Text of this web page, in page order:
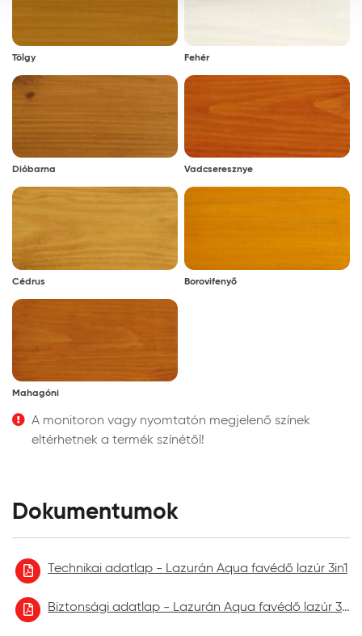
Tölgy Fehér
Dióbarna Vadcseresznye
Cédrus Borovifenyő
Mahagóni
A monitoron vagy nyomtatón megjelenő színek
eltérhetnek a termék színétől!
Dokumentumok
Technikai adatlap - Lazurán Aqua favédő lazúr 3in1
Biztonsági adatlap - Lazurán Aqua favédő lazúr 3in1 2023.01